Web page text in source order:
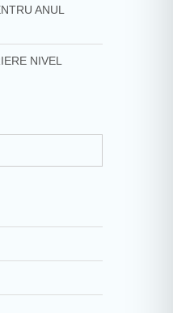
ANUL
NIVEL